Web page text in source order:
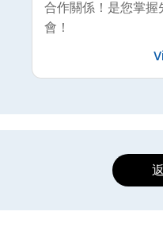
合作關係！是您掌握
會！